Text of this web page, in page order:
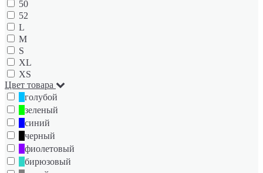
50
52
L
M
S
XL
XS
Цвет товара
голубой
зеленый
синий
черный
фиолетовый
бирюзовый